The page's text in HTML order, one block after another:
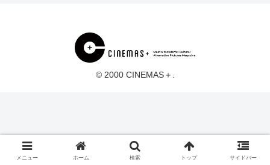
© 2000 CINEMAS＋.
メニュー ホーム 検索 トップ サイドバー